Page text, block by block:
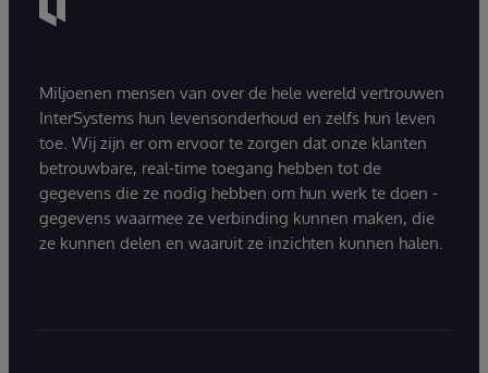
Miljoenen mensen van over de hele wereld vertrouwen
InterSystems hun levensonderhoud en zelfs hun leven
toe. Wij zijn er om ervoor te zorgen dat onze klanten
betrouwbare, real-time toegang hebben tot de
gegevens die ze nodig hebben om hun werk te doen -
gegevens waarmee ze verbinding kunnen maken, die
ze kunnen delen en waaruit ze inzichten kunnen halen.